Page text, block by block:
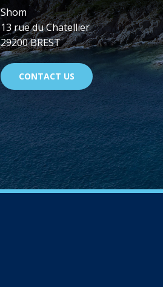
Shom
13 rue du Chatellier
29200 BREST
CONTACT US